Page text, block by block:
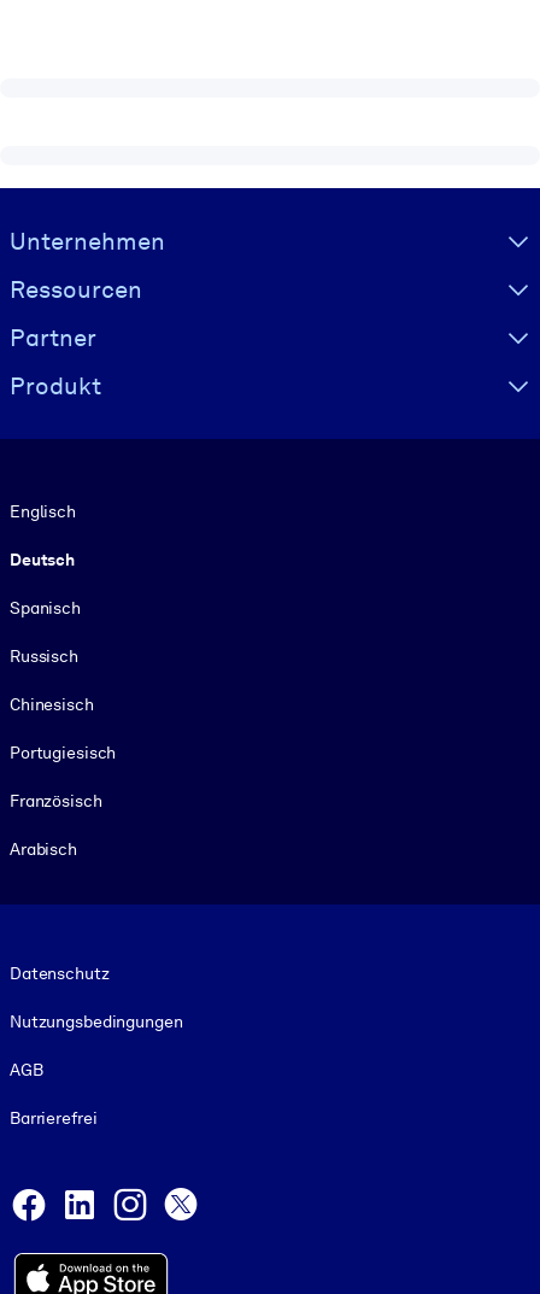
Visually hidden Text
Unternehmen
Ressourcen
Partner
Produkt
Englisch
Deutsch
Spanisch
Russisch
Chinesisch
Portugiesisch
Französisch
Arabisch
Datenschutz
Nutzungsbedingungen
AGB
Barrierefrei
Facebook
LinkedInInstagram